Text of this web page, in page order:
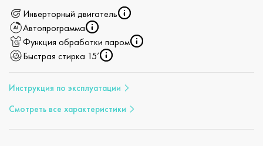
Инверторный двигатель
Автопрограмма
Функция обработки паром
Быстрая стирка 15’
Инструкция по эксплуатации
Смотреть все характеристики